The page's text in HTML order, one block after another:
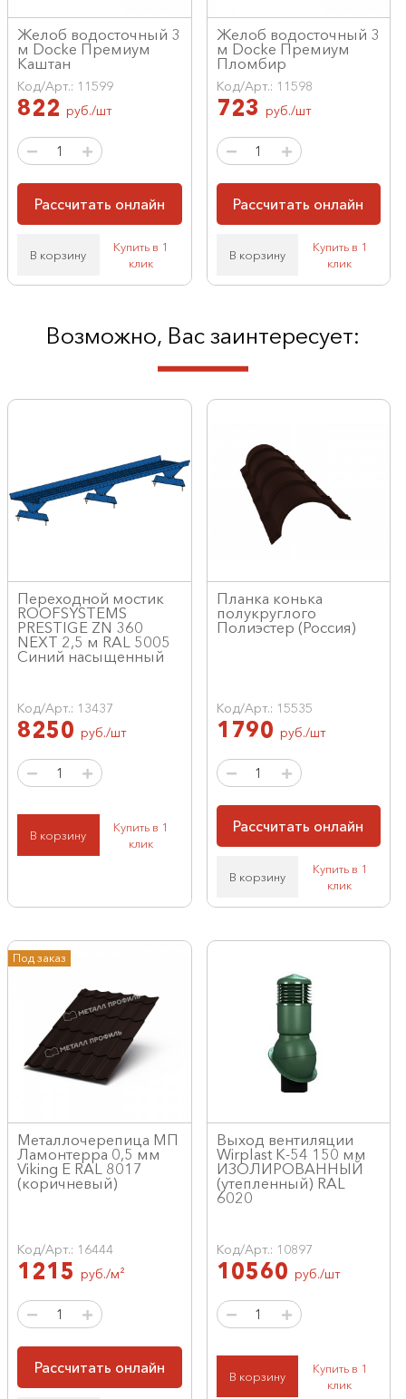
Желоб водосточный 3
м Docke Премиум
Каштан
Код/Арт.: 11599
822 руб./шт
Рассчитать онлайн
В корзину
Купить в 1
клик
Желоб водосточный 3
м Docke Премиум
Пломбир
Код/Арт.: 11598
723 руб./шт
Рассчитать онлайн
В корзину
Купить в 1
клик
Возможно, Вас заинтересует:
Переходной мостик
ROOFSYSTEMS
PRESTIGE ZN 360
NEXT 2,5 м RAL 5005
Синий насыщенный
Код/Арт.: 13437
8250 руб./шт
В корзину
Купить в 1
клик
Планка конька
полукруглого
Полиэстер (Россия)
Код/Арт.: 15535
1790 руб./шт
Рассчитать онлайн
В корзину
Купить в 1
клик
Под заказ
Металлочерепица МП
Ламонтерра 0,5 мм
Viking E RAL 8017
(коричневый)
Код/Арт.: 16444
1215 руб./м²
Рассчитать онлайн
Выход вентиляции
Wirplast К-54 150 мм
ИЗОЛИРОВАННЫЙ
(утепленный) RAL
6020
Код/Арт.: 10897
10560 руб./шт
В корзину
Купить в 1
клик